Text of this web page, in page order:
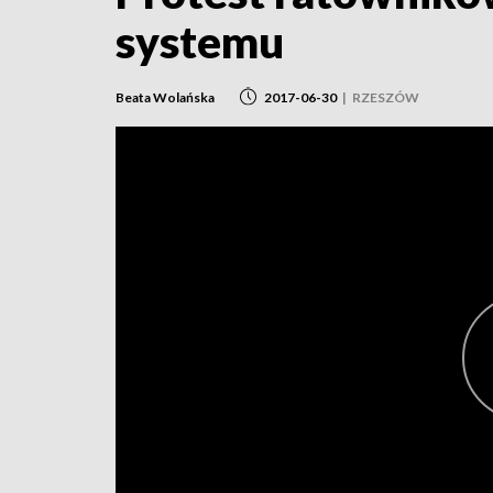
systemu
Beata Wolańska 2017-06-30 | RZESZÓW